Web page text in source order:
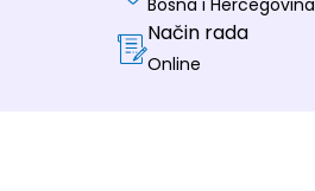
Bosna i Hercegovina
Način rada
Online